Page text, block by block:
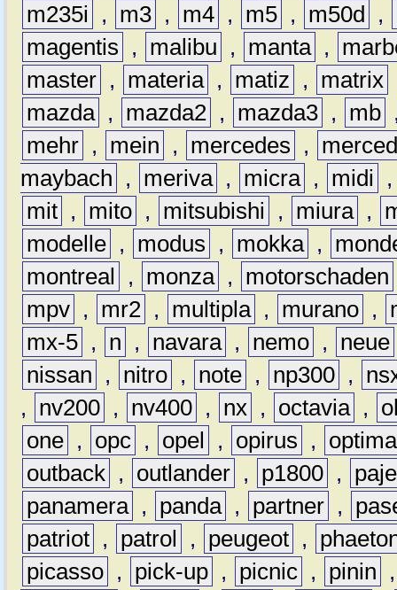
m235i
, m3 , m4 , m5 , m50d ,
magentis
, malibu , manta ,
master , materia , matiz , matrix
mazda , mazda2 , mazda3 , mb
mehr , mein , mercedes ,
maybach
, meriva , micra , midi
mit , mito , mitsubishi , miura ,
modelle , modus , mokka ,
montreal
, monza , motorschaden
mpv , mr2 , multipla , murano ,
mx-5 , n , navara , nemo , neue
nissan
, nitro , note , np300 ,
,
nv200 , nv400 , nx , octavia ,
one , opc , opel , opirus ,
optima
outback , outlander , p1800 ,
panamera , panda , partner ,
patriot , patrol , peugeot ,
picasso , pick-up , picnic , pinin